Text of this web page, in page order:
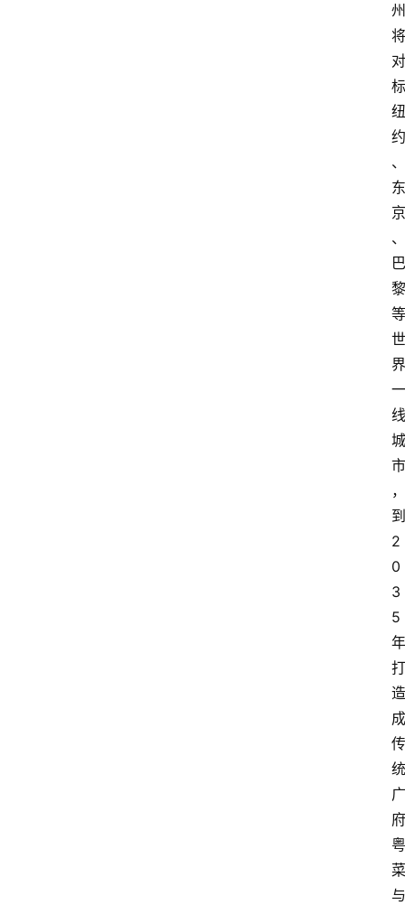
州
将
对
标
纽
约
、
东
京
、
巴
黎
等
世
界
一
线
城
市
，
到
2
0
3
5
年
打
造
成
传
统
广
府
粤
菜
与